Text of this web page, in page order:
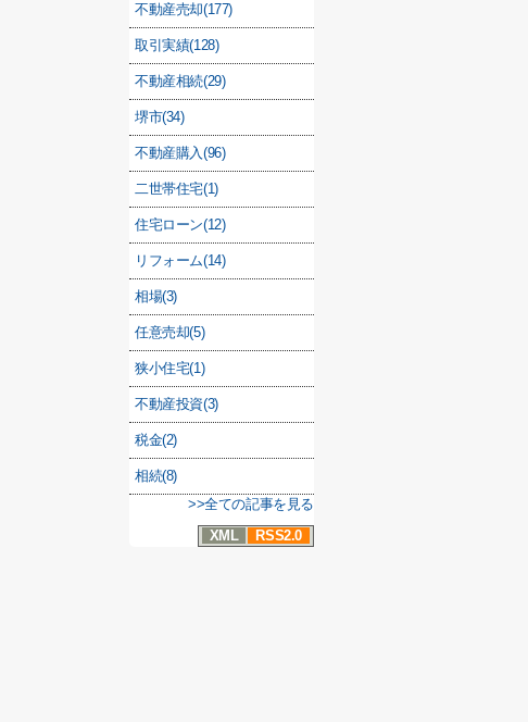
不動産売却(177)
取引実績(128)
不動産相続(29)
堺市(34)
不動産購入(96)
二世帯住宅(1)
住宅ローン(12)
リフォーム(14)
相場(3)
任意売却(5)
狭小住宅(1)
不動産投資(3)
税金(2)
相続(8)
>>全ての記事を見る
XML
RSS2.0